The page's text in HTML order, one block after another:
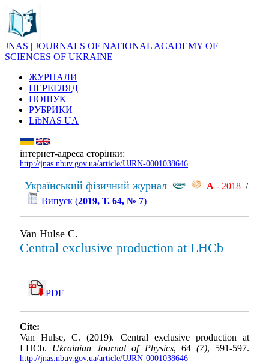
JNAS | JOURNALS OF NATIONAL ACADEMY OF
SCIENCES OF UKRAINE
ЖУРНАЛИ
ПЕРЕГЛЯД
ПОШУК
РУБРИКИ
LibNAS UA
інтернет-адреса сторінки:
http://jnas.nbuv.gov.ua/article/UJRN-0001038646
Український фізичний журнал А - 2018 /
Випуск (2019, Т. 64, № 7)
Van Hulse C.
Central exclusive production at LHCb
PDF
Cite:
Van Hulse, C. (2019). Central exclusive production at
LHCb. Ukrainian Journal of Physics, 64 (7), 591-597.
http://jnas.nbuv.gov.ua/article/UJRN-0001038646